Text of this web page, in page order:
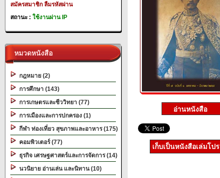
สมัครสมาชิก ลืมรหัสผ่าน
สถานะ : ใช้งานผ่าน IP
หมวดหนังสือ
กฎหมาย (2)
การศึกษา (143)
การเกษตรและชีววิทยา (77)
การเมืองและการปกครอง (1)
กีฬา ท่องเที่ยว สุขภาพและอาหาร (175)
คอมพิวเตอร์ (77)
ธุรกิจ เศรษฐศาสตร์และการจัดการ (14)
นวนิยาย อ่านเล่น และนิทาน (10)
เก็บเป็นหนังสือเล่มโป